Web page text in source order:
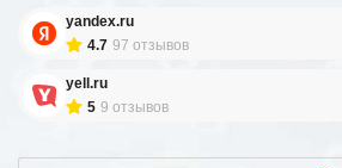
yandex.ru
4.7 97 отзывов
yell.ru
5 9 отзывов